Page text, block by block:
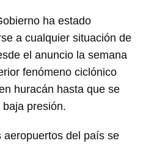
ha estado
a cualquier situación de
el anuncio la semana
fenómeno ciclónico
huracán hasta que se
presión.
del país se